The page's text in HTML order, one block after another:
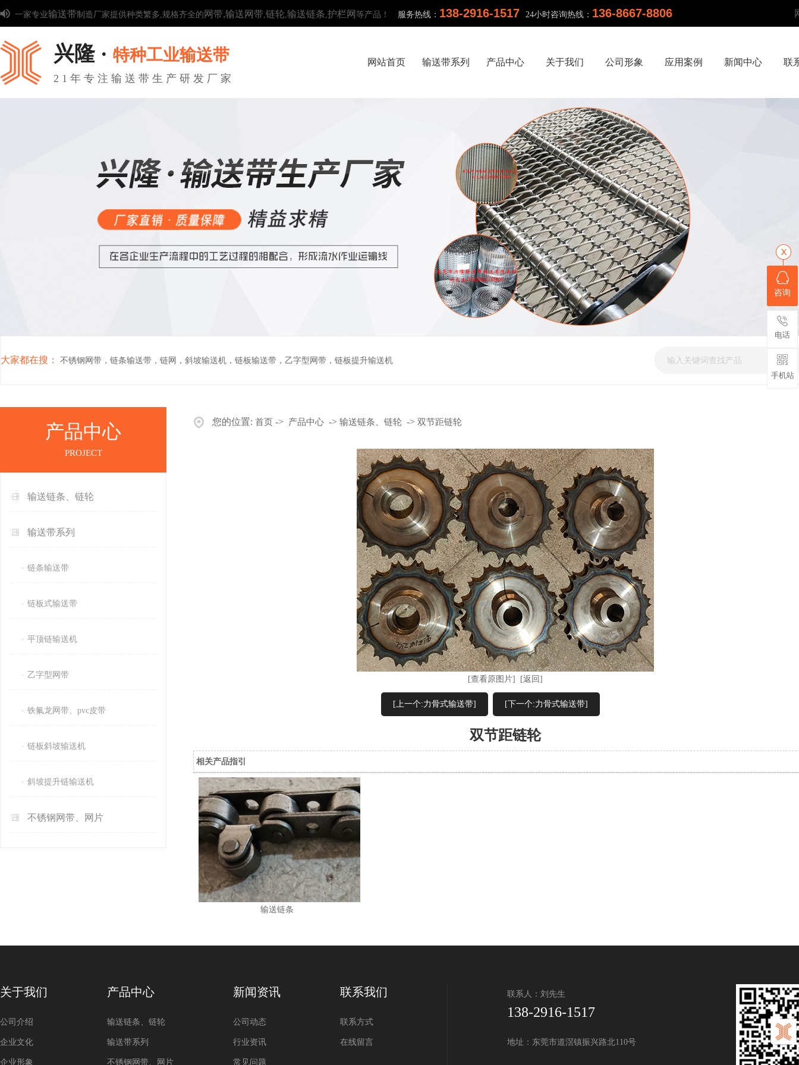
一家专业输送带制造厂家提供种类繁多,规格齐全的 网带,输送网带,链轮,输送链条,护栏网 等产品！ 服务热线： 138-2916-1517 24小时咨询热线： 136-8667-8806
兴隆 · 特种工业输送带
21年专注输送带生产研发厂家
网站首页 输送带系列 产品中心 关于我们 公司形象 应用案例 新闻中心 联
大家都在搜： 不锈钢网带 ， 链条输送带 ， 链网 ， 斜坡输送机 ， 链板输送带 ， 乙字型网带 ， 链板提升输送机
产品中心
PROJECT
输送链条、链轮
输送带系列
链条输送带
链板式输送带
平顶链输送机
乙字型网带
铁氟龙网带、pvc皮带
链板斜坡输送机
斜坡提升链输送机
不锈钢网带、网片
您的位置: 首页 -> 产品中心 -> 输送链条、链轮 -> 双节距链轮
[查看原图片] [返回]
[上一个:力骨式输送带] [下一个:力骨式输送带]
双节距链轮
相关产品指引
输送链条
关于我们
公司介绍
企业文化
企业形象
产品中心
输送链条、链轮
输送带系列
不锈钢网带、网片
新闻资讯
公司动态
行业资讯
常见问题
联系我们
联系方式
在线留言
联系人：刘先生
138-2916-1517
地址：东莞市道滘镇振兴路北110号
咨询
电话
手机站